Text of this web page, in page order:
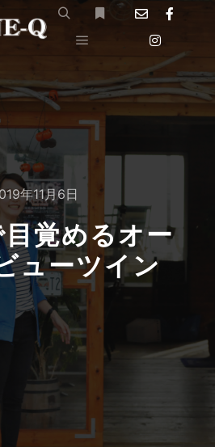
検索
メインメニュー
年11月6日
覚めるオー
ューツイン